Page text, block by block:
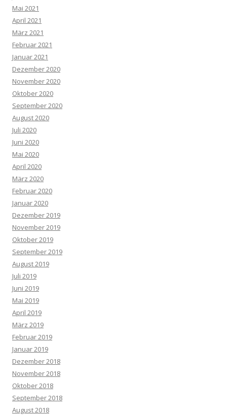
Mai 2021
April 2021
März 2021
Februar 2021
Januar 2021
Dezember 2020
November 2020
Oktober 2020
September 2020
August 2020
Juli 2020
Juni 2020
Mai 2020
April 2020
März 2020
Februar 2020
Januar 2020
Dezember 2019
November 2019
Oktober 2019
September 2019
August 2019
Juli 2019
Juni 2019
Mai 2019
April 2019
März 2019
Februar 2019
Januar 2019
Dezember 2018
November 2018
Oktober 2018
September 2018
August 2018